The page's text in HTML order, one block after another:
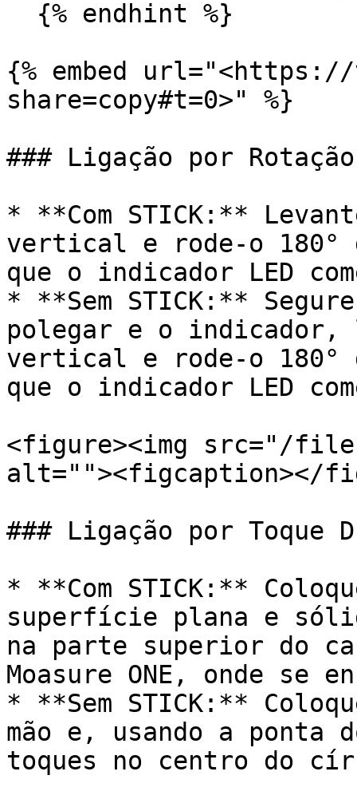
{% embed url="<https://
share=copy#t=0>" %}
### Ligação por Rotação
* **Com STICK:**
vertical e rode-o 180°
que o indicador LED
* **Sem STICK:**
polegar e o indicador,
vertical e rode-o 180°
que o indicador LED
<figure><img src="/files/
alt=""><figcaption></
### Ligação por Toque
* **Com STICK:**
superfície plana e
na parte superior do
Moasure ONE, onde se
* **Sem STICK:**
mão e, usando a ponta
toques no centro do